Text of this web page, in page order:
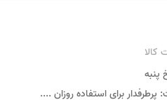
پنبه
پرطرفدار برای استفاده روزان ....